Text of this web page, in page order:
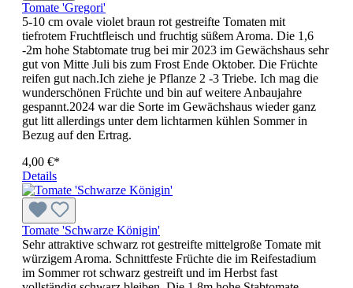
Tomate 'Gregori'
5-10 cm ovale violet braun rot gestreifte Tomaten mit
tiefrotem Fruchtfleisch und fruchtig süßem Aroma. Die 1,6
-2m hohe Stabtomate trug bei mir 2023 im Gewächshaus sehr
gut von Mitte Juli bis zum Frost Ende Oktober. Die Früchte
reifen gut nach.Ich ziehe je Pflanze 2 -3 Triebe. Ich mag die
wunderschönen Früchte und bin auf weitere Anbaujahre
gespannt.2024 war die Sorte im Gewächshaus wieder ganz
gut litt allerdings unter dem lichtarmen kühlen Sommer in
Bezug auf den Ertrag.
4,00 €*
Details
Tomate 'Schwarze Königin'
Sehr attraktive schwarz rot gestreifte mittelgroße Tomate mit
würzigem Aroma. Schnittfeste Früchte die im Reifestadium
im Sommer rot schwarz gestreift und im Herbst fast